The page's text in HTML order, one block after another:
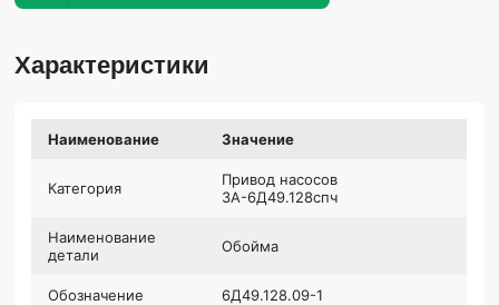
Характеристики
Наименование Значение
Категория
Привод насосов
3А-6Д49.128спч
Наименование
детали
Обойма
Обозначение 6Д49.128.09-1